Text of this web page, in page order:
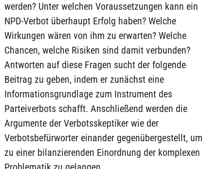
werden? Unter welchen Voraussetzungen kann ein
NPD-Verbot überhaupt Erfolg haben? Welche
Wirkungen wären von ihm zu erwarten? Welche
Chancen, welche Risiken sind damit verbunden?
Antworten auf diese Fragen sucht der folgende
Beitrag zu geben, indem er zunächst eine
Informationsgrundlage zum Instrument des
Parteiverbots schafft. Anschließend werden die
Argumente der Verbotsskeptiker wie der
Verbotsbefürworter einander gegenübergestellt, um
zu einer bilanzierenden Einordnung der komplexen